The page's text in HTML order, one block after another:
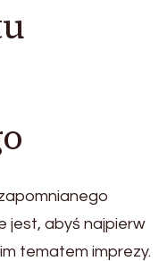
jest, abyś najpierw
tematem imprezy.